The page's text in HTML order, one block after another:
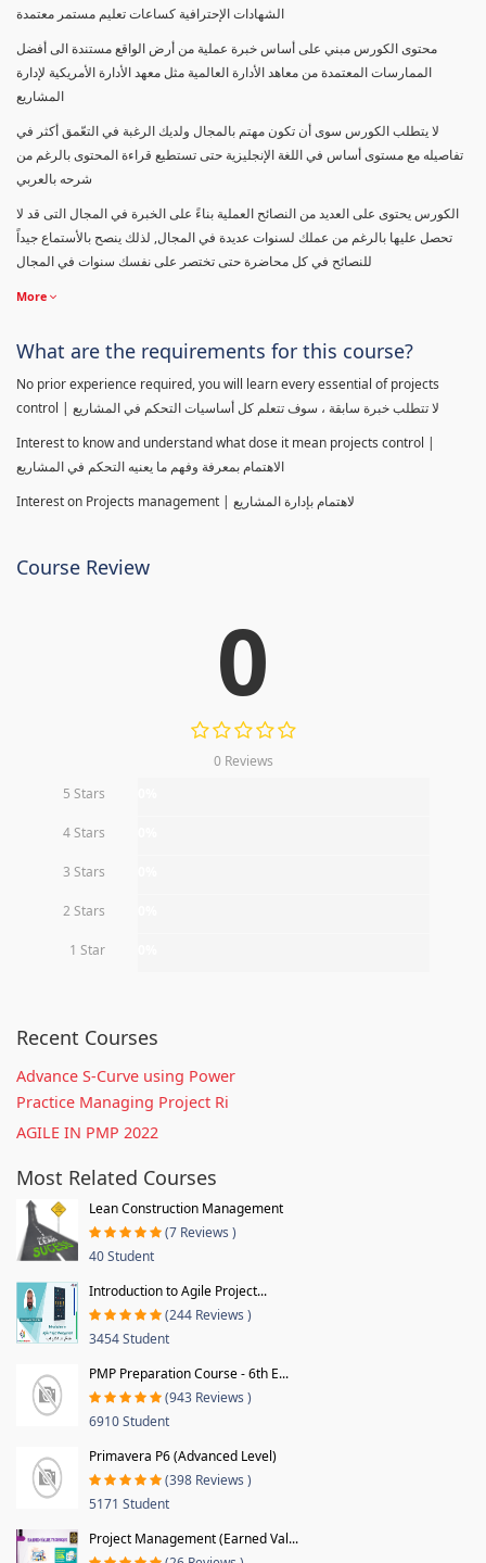
الشهادات الإحترافية كساعات تعليم مستمر معتمدة
محتوى الكورس مبني على أساس خبرة عملية من أرض الواقع مستندة الى أفضل
الممارسات المعتمدة من معاهد الأدارة العالمية مثل معهد الأدارة الأمريكية لإدارة
المشاريع
لا يتطلب الكورس سوى أن تكون مهتم بالمجال ولديك الرغبة في التعّمق أكثر في
تفاصيله مع مستوى أساس في اللغة الإنجليزية حتى تستطيع قراءة المحتوى بالرغم من
شرحه بالعربي
الكورس يحتوى على العديد من النصائح العملية بناءً على الخبرة في المجال التى قد لا
تحصل عليها بالرغم من عملك لسنوات عديدة في المجال, لذلك ينصح بالأستماع جيداً
للنصائح في كل محاضرة حتى تختصر على نفسك سنوات في المجال
More
What are the requirements for this course?
No prior experience required, you will learn every essential of projects
control | لا تتطلب خبرة سابقة ، سوف تتعلم كل أساسيات التحكم في المشاريع
Interest to know and understand what dose it mean projects control |
الاهتمام بمعرفة وفهم ما يعنيه التحكم في المشاريع
Interest on Projects management | لاهتمام بإدارة المشاريع
Course Review
0
0 Reviews
5 Stars
4 Stars
3 Stars
2 Stars
1 Star
Recent Courses
Advance S-Curve using Power
Practice Managing Project Ri
AGILE IN PMP 2022
Most Related Courses
Lean Construction Management
(7 Reviews )
40 Student
Introduction to Agile Project...
(244 Reviews )
3454 Student
PMP Preparation Course - 6th E...
(943 Reviews )
6910 Student
Primavera P6 (Advanced Level)
(398 Reviews )
5171 Student
Project Management (Earned Val...